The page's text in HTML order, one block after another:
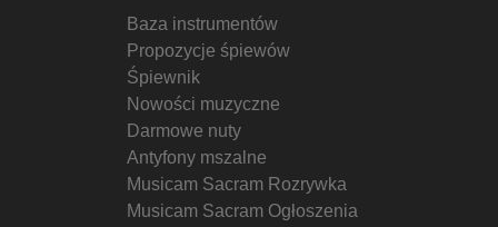
Baza instrumentów
Propozycje śpiewów
Śpiewnik
Nowości muzyczne
Darmowe nuty
Antyfony mszalne
Musicam Sacram Rozrywka
Musicam Sacram Ogłoszenia